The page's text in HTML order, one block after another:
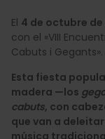
El 4 de octubre de
con el «VIII
Cabuts i Gegants».
Esta fiesta
madera —los
cabuts, con
que van a
música